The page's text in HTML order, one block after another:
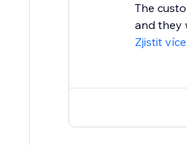
The
and they
Zjistit více